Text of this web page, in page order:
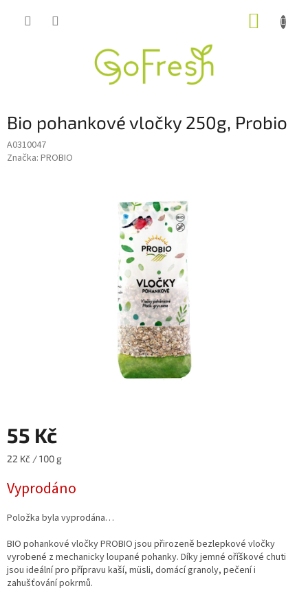
Bio pohankové vločky 250g, Probio
A0310047
Značka: PROBIO
55 Kč
Měrná
22 Kč / 100 g
Vyprodáno
Položka byla vyprodána…
BIO pohankové vločky PROBIO jsou přirozeně bezlepkové vločky
vyrobené z mechanicky loupané pohanky. Díky jemné oříškové chuti
jsou ideální pro přípravu kaší, müsli, domácí granoly, pečení i
zahušťování pokrmů.